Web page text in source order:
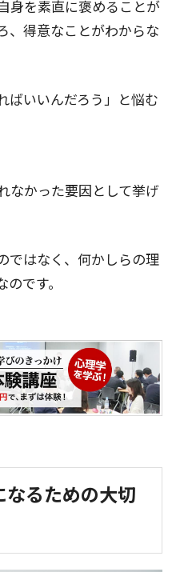
身を素直に褒めることが
、得意なことがわからな
ばいいんだろう」と悩む
なかった要因として挙げ
ではなく、何かしらの理
です。
なるための大切